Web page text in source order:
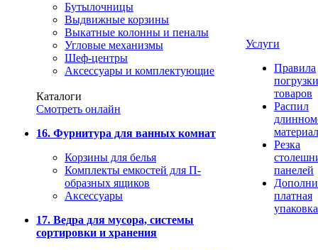
Бутылочницы
Выдвижные корзины
Выкатные колонны и пеналы
Угловые механизмы
Шеф-центры
Аксессуары и комплектующие
Каталоги
Смотреть онлайн
16. Фурнитура для ванных комнат
Корзины для белья
Комплекты емкостей для П-
образных ящиков
Аксессуары
17. Ведра для мусора, системы
сортировки и хранения
Услуги
Правила
погрузки
товаров
Распил
Резка
панелей
платная
упаковка